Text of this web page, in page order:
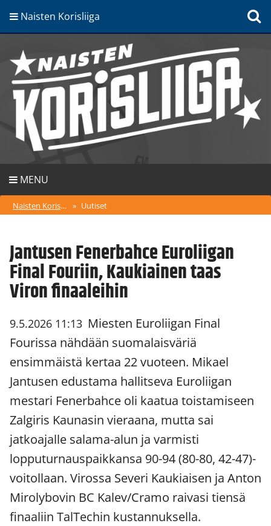
Naisten Korisliiga
MENU
Naisten Korisliiga » Uutiset
Jantusen Fenerbahce Euroliigan
Final Fouriin, Kaukiainen taas
Viron finaaleihin
9.5.2026 11:13 Miesten Euroliigan Final
Fourissa nähdään suomalaisväriä
ensimmäistä kertaa 22 vuoteen. Mikael
Jantusen edustama hallitseva Euroliigan
mestari Fenerbahce oli kaatua toistamiseen
Zalgiris Kaunasin vieraana, mutta sai
jatkoajalle salama-alun ja varmisti
lopputurnauspaikkansa 90-94 (80-80, 42-47)-
voitollaan. Virossa Severi Kaukiaisen ja Anton
Mirolybovin BC Kalev/Cramo raivasi tiensä
finaaliin TalTechin kustannuksella.